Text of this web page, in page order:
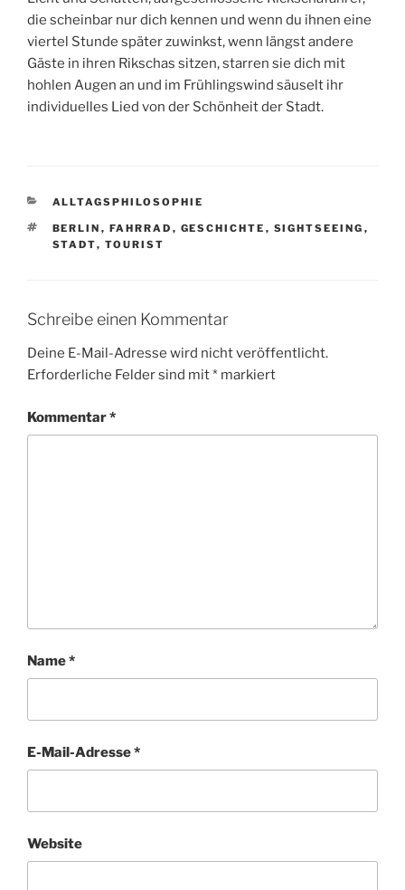
die scheinbar nur dich kennen und wenn du ihnen eine
viertel Stunde später zuwinkst, wenn längst andere
Gäste in ihren Rikschas sitzen, starren sie dich mit
hohlen Augen an und im Frühlingswind säuselt ihr
individuelles Lied von der Schönheit der Stadt.
KATEGORIEN
ALLTAGSPHILOSOPHIE
SCHLAGWÖRTER
BERLIN , FAHRRAD , GESCHICHTE , SIGHTSEEING ,
STADT, TOURIST
Schreibe einen Kommentar
Deine E-Mail-Adresse wird nicht veröffentlicht.
Erforderliche Felder sind mit* markiert
Kommentar*
Name*
E-Mail-Adresse*
Website